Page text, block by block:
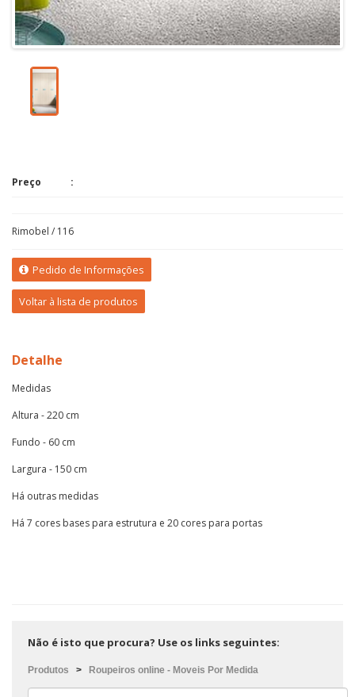
Preço
Rimobel / 116
Pedido de Informações
Voltar à lista de produtos
Detalhe
Medidas
Altura - 220 cm
Fundo - 60 cm
Largura - 150 cm
Há outras medidas
Há 7 cores bases para estrutura e 20 cores para portas
Não é isto que procura? Use os links seguintes:
Produtos > Roupeiros online - Moveis Por Medida